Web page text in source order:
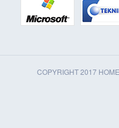
COPYRIGHT 2017